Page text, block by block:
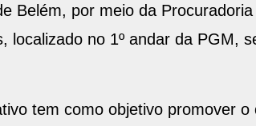
Belém, por meio da
localizado no 1º andar da PGM,
tem como objetivo promover o